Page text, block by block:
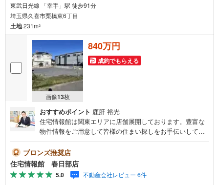
東武日光線 「幸手」駅 徒歩91分
埼玉県久喜市栗橋東6丁目
土地231m2
画像13枚
840万円
成約でもらえる
おすすめポイント 鹿肝 裕光
住宅情報館は関東エリアに店舗展開しております。豊富な
物件情報をご用意して皆様の住まい探しをお手伝いしてお
さい。住宅ローン相談会も同時開催中無理のない住宅ロー
ンの試算やご購入の際にかかる諸費用の概算も行っており
ます。しっかりとした資金計画のアドバイスをさせて頂き
ますので、お気軽にご相談ください。
ブロンズ推奨店
住宅情報館 春日部店
5.0 不動産会社レビュー 6件